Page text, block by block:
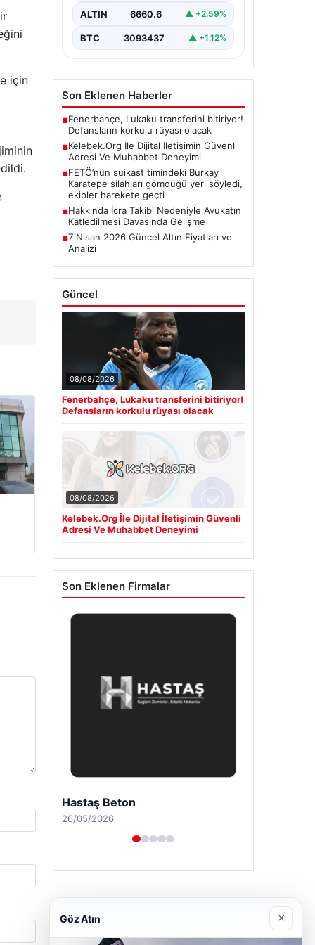
için
birçok…
ALTIN 6660.6 ▲ +2.59%
BTC 3093437 ▲ +1.12%
Son Eklenen Haberler
■Fenerbahçe, Lukaku transferini bitiriyor!
Defansların korkulu rüyası olacak
■Kelebek.Org İle Dijital İletişimin Güvenli
Adresi Ve Muhabbet Deneyimi
■FETÖ’nün suikast timindeki Burkay
Karatepe silahları gömdüğü yeri söyledi,
ekipler harekete geçti
■Hakkında İcra Takibi Nedeniyle Avukatın
Katledilmesi Davasında Gelişme
■7 Nisan 2026 Güncel Altın Fiyatları ve
Analizi
Güncel
08/08/2026
Fenerbahçe, Lukaku transferini bitiriyor!
Defansların korkulu rüyası olacak
08/08/2026
Kelebek.Org İle Dijital İletişimin Güvenli
Adresi Ve Muhabbet Deneyimi
Son Eklenen Firmalar
Enes Kaplan Avukatlık Bürosu
28/04/2026
Göz Atın ×